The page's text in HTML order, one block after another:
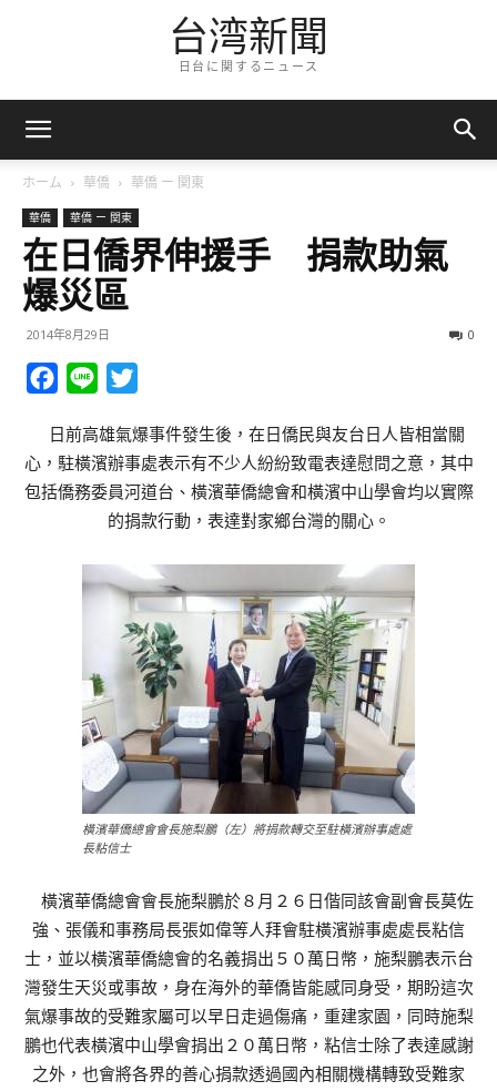
台湾新聞
日台に関するニュース
ホーム 華僑 華僑 ー 関東
華僑 華僑 ー 関東
在日僑界伸援手 捐款助氣
爆災區
2014年8月29日 0
Facebook
Line
日前高雄氣爆事件發生後，在日僑民與友台日人皆相當關
心，駐橫濱辦事處表示有不少人紛紛致電表達慰問之意，其中
包括僑務委員河道台、橫濱華僑總會和橫濱中山學會均以實際
的捐款行動，表達對家鄉台灣的關心。
橫濱華僑總會會長施梨鵬（左）將捐款轉交至駐橫濱辦事處處
長粘信士
橫濱華僑總會會長施梨鵬於８月２６日偕同該會副會長莫佐
強、張儀和事務局長張如偉等人拜會駐橫濱辦事處處長粘信
士，並以橫濱華僑總會的名義捐出５０萬日幣，施梨鵬表示台
灣發生天災或事故，身在海外的華僑皆能感同身受，期盼這次
氣爆事故的受難家屬可以早日走過傷痛，重建家園，同時施梨
鵬也代表橫濱中山學會捐出２０萬日幣，粘信士除了表達感謝
之外，也會將各界的善心捐款透過國內相關機構轉致受難家